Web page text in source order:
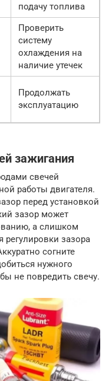
подачу топлива
Проверить
систему
охлаждения на
наличие утечек
Продолжать
эксплуатацию
зажигания
свечей
работы двигателя.
перед установкой
зазор может
а слишком
зазора
согните
нужного
не повредить свечу.